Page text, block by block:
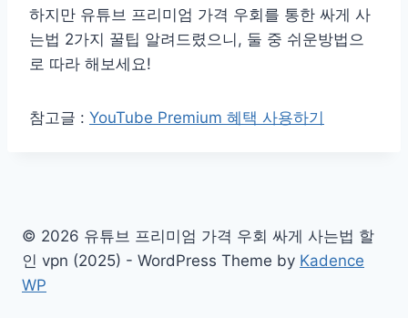
하지만 유튜브 프리미엄 가격 우회를 통한 싸게 사
는법 2가지 꿀팁 알려드렸으니, 둘 중 쉬운방법으
로 따라 해보세요!
참고글 : YouTube Premium 혜택 사용하기
© 2026 유튜브 프리미엄 가격 우회 싸게 사는법 할
인 vpn (2025) - WordPress Theme by Kadence
WP